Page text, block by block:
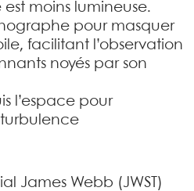
est moins lumineuse.
pour masquer
facilitant l’observation
noyés par son
l’espace pour
turbulence
James Webb (JWST)